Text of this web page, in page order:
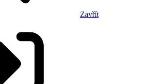
Zavřít